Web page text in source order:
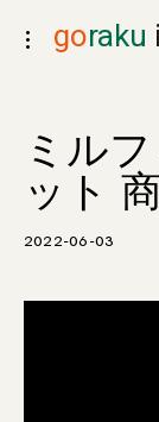
to
goraku
toggle
ミル
ット
2022-06-03